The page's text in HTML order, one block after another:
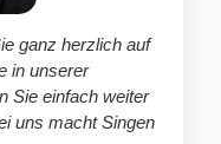
ganz herzlich auf
in unserer
Sie einfach weiter
uns macht Singen